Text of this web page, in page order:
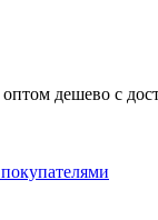
дешево с